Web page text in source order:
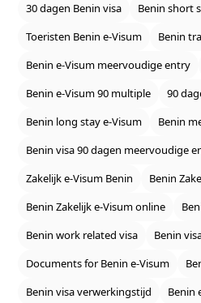
30 dagen Benin visa
Benin short
Toeristen Benin e‑Visum
Benin
Benin e‑Visum meervoudige entry
Benin e‑Visum 90 multiple
90
Benin long stay e‑Visum
Benin
Benin visa 90 dagen meervoudige
Zakelijk e‑Visum Benin
Benin
Benin Zakelijk e‑Visum online
Benin work related visa
Benin
Documents for Benin e‑Visum
Benin visa verwerkingstijd
Benin